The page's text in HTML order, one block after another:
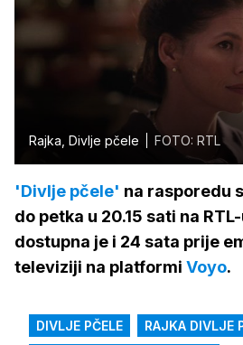
Rajka, Divlje pčele FOTO: RTL
'Divlje pčele' na rasporedu
do petka u 20.15 sati na
dostupna je i 24 sata prije
televiziji na platformi Voyo.
DIVLJE PČELE
RAJKA DIVLJE